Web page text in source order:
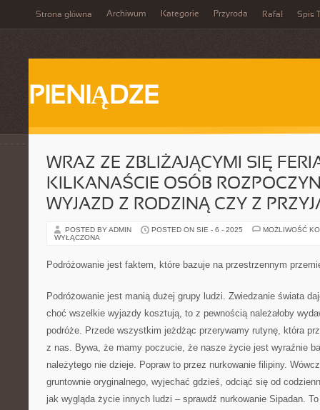
Strona główna Archiwum Kategorie Przyroda Rafał Spis
PIENIĄDZE
WRAZ ZE ZBLIŻAJĄCYMI SIĘ
KILKANAŚCIE OSÓB
WYJAZD Z RODZINĄ CZY Z
POSTED BY ADMIN POSTED ON SIE - 6 - 2025
MOŻLIWOŚĆ
WYŁĄCZONA
Podróżowanie jest faktem, które bazuje na przestrzennym
Podróżowanie jest manią dużej grupy ludzi. Zwiedzanie świata
choć wszelkie wyjazdy kosztują, to z pewnością należałoby
podróże. Przede wszystkim jeżdżąc przerywamy rutynę, która
z nas. Bywa, że mamy poczucie, że nasze życie jest wyraźnie
należytego nie dzieje. Popraw to przez nurkowanie filipiny.
gruntownie oryginalnego, wyjechać gdzieś, odciąć się od
jak wygląda życie innych ludzi – sprawdź nurkowanie Sipadan.